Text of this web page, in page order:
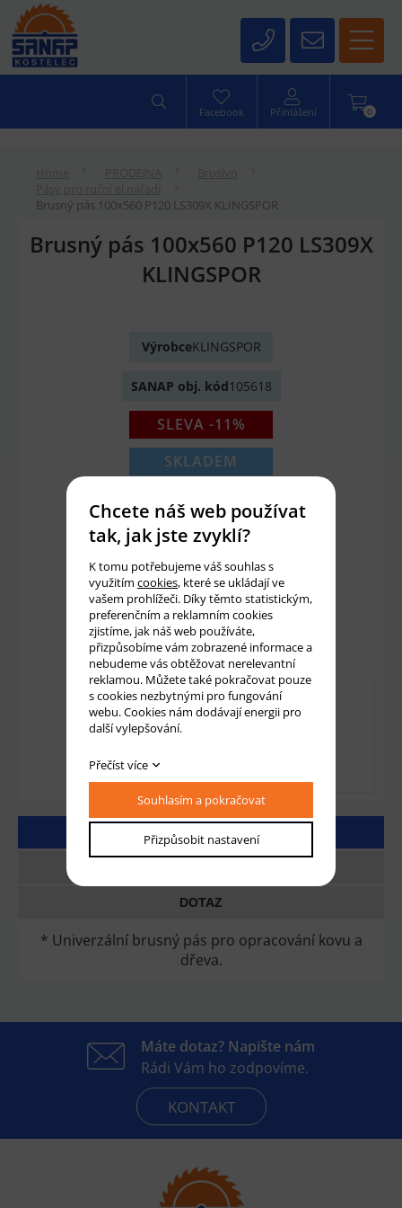
0
Facebook Přihlášení
Brusný pás 100x560 P120 LS309X KLINGSPOR
Brusný pás 100x560 P120 LS309X
KLINGSPOR
VýrobceKLINGSPOR
SANAP obj. kód105618
SLEVA -11%
SKLADEM
36 Kč 41 Kč
30 Kč bez DPH
Množství: ks
Přidat do košíku
DETAILNÍ POPIS
DOTAZ
* Univerzální brusný pás pro opracování kovu a
dřeva.
Máte dotaz? Napište nám
Rádi Vám ho zodpovíme.
KONTAKT
Chcete náš web používat
tak, jak jste zvyklí?
K tomu potřebujeme váš souhlas s
využitím cookies, které se ukládají ve
vašem prohlížeči. Díky těmto statistickým,
preferenčním a reklamním cookies
zjistíme, jak náš web používáte,
přizpůsobíme vám zobrazené informace a
nebudeme vás obtěžovat nerelevantní
reklamou. Můžete také pokračovat pouze
s cookies nezbytnými pro fungování
webu. Cookies nám dodávají energii pro
další vylepšování.
Přečíst více
Souhlasím a pokračovat
Přizpůsobit nastavení